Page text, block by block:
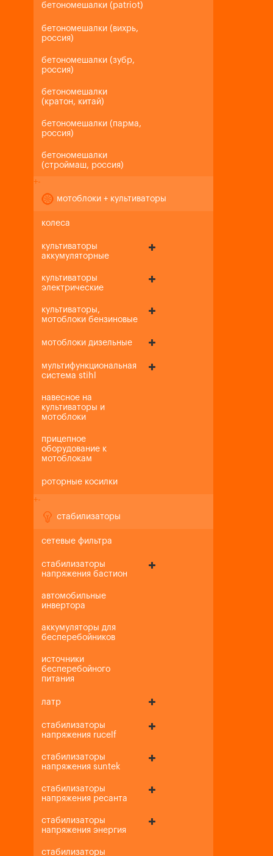
бетономешалки (patriot)
бетономешалки (вихрь,
россия)
бетономешалки (зубр,
россия)
бетономешалки
(кратон, китай)
бетономешалки (парма,
россия)
бетономешалки
(строймаш, россия)
+-
мотоблоки + культиваторы
колеса
культиваторы
аккумуляторные
культиваторы
электрические
культиваторы,
мотоблоки бензиновые
мотоблоки дизельные
мультифункциональная
система stihl
навесное на
культиваторы и
мотоблоки
прицепное
оборудование к
мотоблокам
роторные косилки
+-
стабилизаторы
сетевые фильтра
стабилизаторы
напряжения бастион
автомобильные
инвертора
аккумуляторы для
бесперебойников
источники
бесперебойного
питания
латр
стабилизаторы
напряжения rucelf
стабилизаторы
напряжения suntek
стабилизаторы
напряжения ресанта
стабилизаторы
напряжения энергия
стабилизаторы